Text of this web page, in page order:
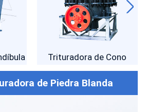
Trituradora de Cono
de Piedra Blanda